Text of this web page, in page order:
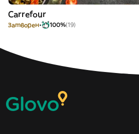
Carrefour
Затворен 100%(19)